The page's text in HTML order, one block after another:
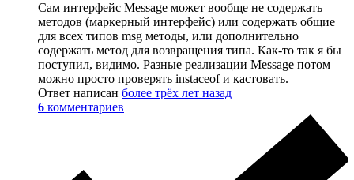
Сам интерфейс Message может вообще не содержать
методов (маркерный интерфейс) или содержать общие
для всех типов msg методы, или дополнительно
содержать метод для возвращения типа. Как-то так я бы
поступил, видимо. Разные реализации Message потом
можно просто проверять instaceof и кастовать.
Ответ написан более трёх лет назад
6 комментариев